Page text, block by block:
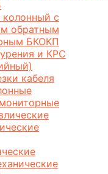
с
обратным
БКОКП
и КРС
кабеля